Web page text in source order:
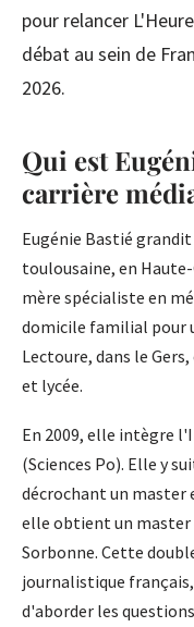
pour relancer
débat au sein de
2026.
Qui est
carrière
Eugénie Bastié
toulousaine, en
mère spécialiste en
domicile familial pour
Lectoure, dans le
et lycée.
En 2009, elle intègre
(Sciences Po). Elle y
décrochant un master
elle obtient un master
Sorbonne. Cette
journalistique
d'aborder les